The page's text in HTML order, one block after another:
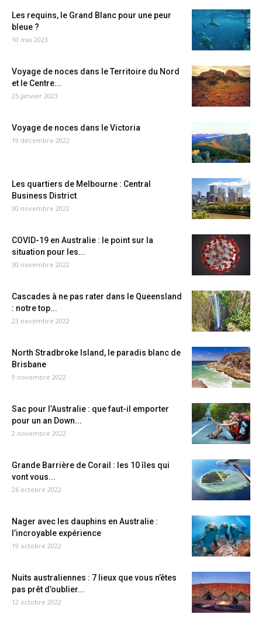
Les requins, le Grand Blanc pour une peur
bleue ?
10 mai 2023
Voyage de noces dans le Territoire du Nord
et le Centre...
25 janvier 2023
Voyage de noces dans le Victoria
19 décembre 2022
Les quartiers de Melbourne : Central
Business District
30 novembre 2022
COVID-19 en Australie : le point sur la
situation pour les...
30 novembre 2022
Cascades à ne pas rater dans le Queensland
: notre top...
23 novembre 2022
North Stradbroke Island, le paradis blanc de
Brisbane
9 novembre 2022
Sac pour l’Australie : que faut-il emporter
pour un an Down...
2 novembre 2022
Grande Barrière de Corail : les 10 îles qui
vont vous...
26 octobre 2022
Nager avec les dauphins en Australie :
l’incroyable expérience
19 octobre 2022
Nuits australiennes : 7 lieux que vous n’êtes
pas prêt d’oublier...
12 octobre 2022